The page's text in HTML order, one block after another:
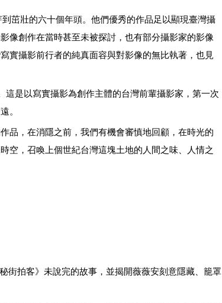
壯的六十個年頭。他們優秀的作品足以顯現臺灣攝
像創作在當時甚至未被探討，也有部分攝影家的影像
實攝影前行者的純真面容與對影像的無比執著，也見
是以寫實攝影為創作主體的台灣前輩攝影家，第一次
。
，在消隱之前，我們有機會審慎地回顧，在時光的
空，召喚上個世紀台灣這塊土地的人間之味、人情之
街拍客》未說完的故事，並揭開薇薇安刻意隱藏 、籠罩